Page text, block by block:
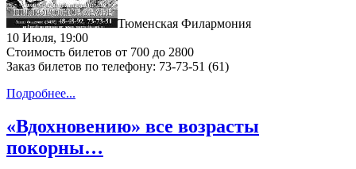
Тюменская Филармония
10 Июля, 19:00
Стоимость билетов от 700 до 2800
Заказ билетов по телефону: 73-73-51 (61)
Подробнее...
«Вдохновению» все возрасты
покорны…